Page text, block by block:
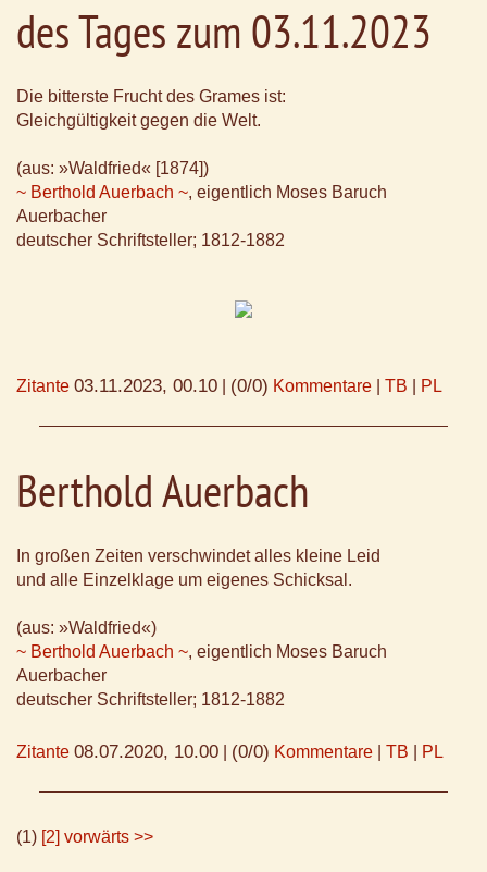
des Tages zum 03.11.2023
Die bitterste Frucht des Grames ist:
Gleichgültigkeit gegen die Welt.
(aus: »Waldfried« [1874])
~ Berthold Auerbach ~, eigentlich Moses Baruch
Auerbacher
deutscher Schriftsteller; 1812-1882
Zitante 03.11.2023, 00.10 (0/0) Kommentare TB PL
Berthold Auerbach
In großen Zeiten verschwindet alles kleine Leid
und alle Einzelklage um eigenes Schicksal.
(aus: »Waldfried«)
~ Berthold Auerbach ~, eigentlich Moses Baruch
Auerbacher
deutscher Schriftsteller; 1812-1882
Zitante 08.07.2020, 10.00 (0/0) Kommentare TB PL
(1) [2] vorwärts >>